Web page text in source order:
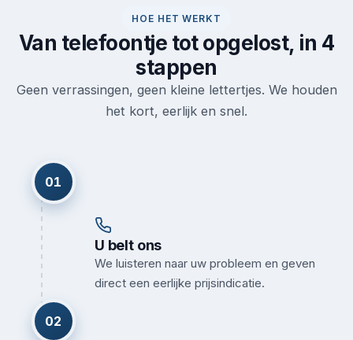
HOE HET WERKT
Van telefoontje tot opgelost, in 4
stappen
Geen verrassingen, geen kleine lettertjes. We houden
het kort, eerlijk en snel.
01
U belt ons
We luisteren naar uw probleem en geven
direct een eerlijke prijsindicatie.
02